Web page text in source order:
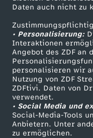
Daten auch nicht zu
• Personalisierung:
Interaktionen
Angebot des ZDF an
personalisieren wir
Nutzung von ZDF
ZDFtivi. Daten von
verwendet.
• Social Media und
Social-Media-Tools
Anbietern. Unter
zu ermöglichen.
K
a
n
e
ZDFtext
Livestreams
Sendungen A-Z
TV-Programm
ZDF Unternehmen
Karriere